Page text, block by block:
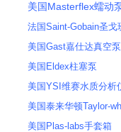
美国Masterflex蠕动
法国Saint-Gobain圣戈
美国Gast嘉仕达真空
美国Eldex柱塞泵
美国YSI维赛水质分析
美国泰来华顿Taylor-
美国Plas-labs手套箱